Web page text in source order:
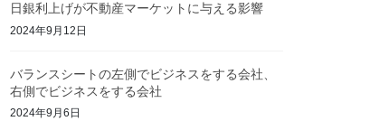
日銀利上げが不動産マーケットに与える影響
2024年9月12日
バランスシートの左側でビジネスをする会社、
右側でビジネスをする会社
2024年9月6日